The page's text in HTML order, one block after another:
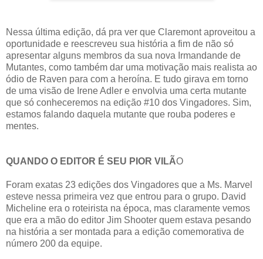
Nessa última edição, dá pra ver que Claremont aproveitou a
oportunidade e reescreveu sua história a fim de não só
apresentar alguns membros da sua nova Irmandande de
Mutantes, como também dar uma motivação mais realista ao
ódio de Raven para com a heroína. E tudo girava em torno
de uma visão de Irene Adler e envolvia uma certa mutante
que só conheceremos na edição #10 dos Vingadores. Sim,
estamos falando daquela mutante que rouba poderes e
mentes.
QUANDO O EDITOR É SEU PIOR VILÃO
Foram exatas 23 edições dos Vingadores que a Ms. Marvel
esteve nessa primeira vez que entrou para o grupo. David
Micheline era o roteirista na época, mas claramente vemos
que era a mão do editor Jim Shooter quem estava pesando
na história a ser montada para a edição comemorativa de
número 200 da equipe.